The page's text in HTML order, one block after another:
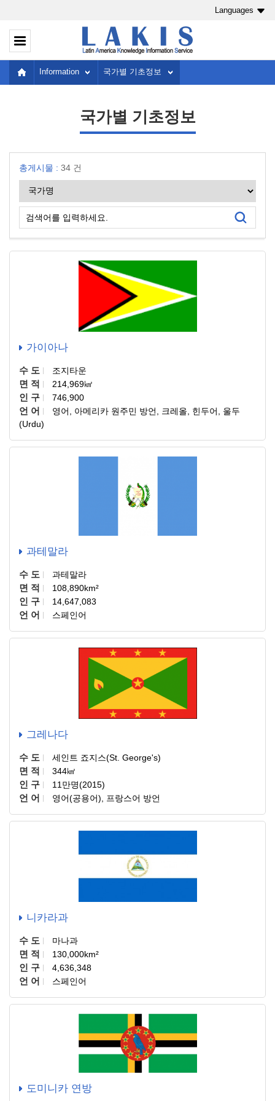
Languages
Information 국가별 기초정보
국가별 기초정보
총게시물 : 34 건
검색어를 입력하세요.
가이아나
수 도 조지타운
면 적 214,969㎢
인 구 746,900
언 어
영어, 아메리카 원주민 방언, 크레올, 힌두어, 울두
(Urdu)
과테말라
수 도 과테말라
면 적 108,890km²
인 구 14,647,083
언 어 스페인어
그레나다
수 도 세인트 죠지스(St. George's)
면 적 344㎢
인 구 11만명(2015)
언 어 영어(공용어), 프랑스어 방언
니카라과
수 도 마나과
면 적 130,000km²
인 구 4,636,348
언 어 스페인어
도미니카 연방